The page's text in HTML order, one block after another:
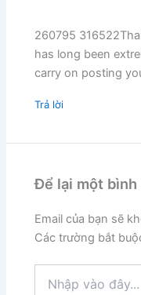
260795
has long been
carry on posting
Trả lời
Để lại một bình
Email của bạn sẽ
Các trường bắt
vào